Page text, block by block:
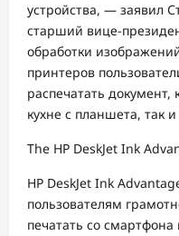
устройства, — заявил
старший вице-
обработки
принтеров
распечатать
кухне с планшета, так
The HP DeskJet Ink
HP DeskJet Ink
пользователям
печатать со